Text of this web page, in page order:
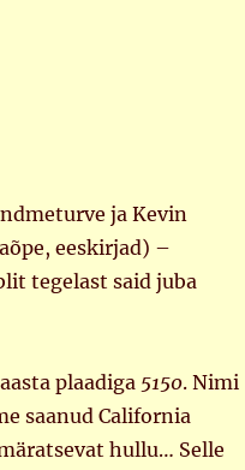
ja Kevin
eeskirjad) –
tegelast said juba
plaadiga 5150. Nimi
saanud California
hullu… Selle